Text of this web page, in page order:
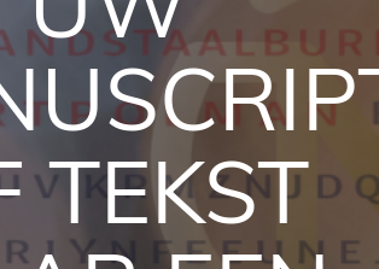
TEKST